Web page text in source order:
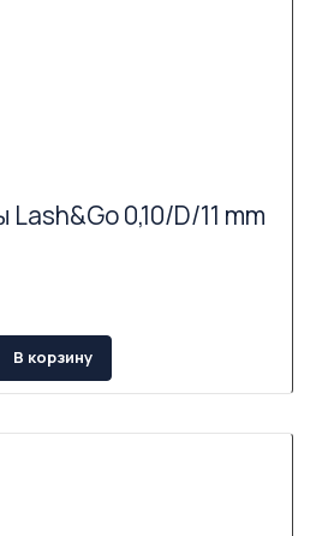
0,10/D/11 mm
В корзину